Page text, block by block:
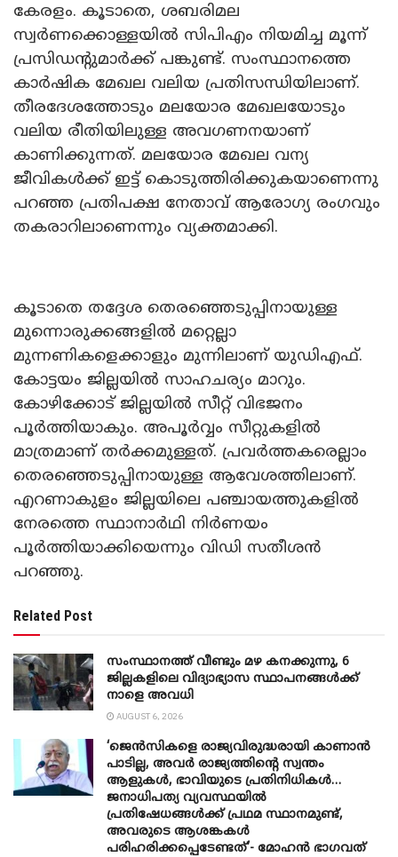
കേരളം. കൂടാതെ, ശബരിമല
സ്വർണക്കൊള്ളയിൽ സിപിഎം നിയമിച്ച മൂന്ന്
പ്രസിഡന്റുമാർക്ക് പങ്കുണ്ട്. സംസ്ഥാനത്തെ
കാർഷിക മേഖല വലിയ പ്രതിസന്ധിയിലാണ്.
തീരദേശത്തോടും മലയോര മേഖലയോടും
വലിയ രീതിയിലുള്ള അവ​ഗണനയാണ്
കാണിക്കുന്നത്. മലയോര മേഖല വന്യ
ജീവികൾക്ക് ഇട്ട് കൊടുത്തിരിക്കുകയാണെന്നു
പറഞ്ഞ പ്രതിപക്ഷ നേതാവ് ആരോ​ഗ്യ രം​ഗവും
തകരാറിലാണെന്നും വ്യക്തമാക്കി.
കൂടാതെ തദ്ദേശ തെരഞ്ഞെടുപ്പിനായുള്ള
മുന്നൊരുക്കങ്ങളിൽ മറ്റെല്ലാ
മുന്നണികളെക്കാളും മുന്നിലാണ് യുഡിഎഫ്.
കോട്ടയം ജില്ലയിൽ സാഹചര്യം മാറും.
കോഴിക്കോട് ജില്ലയിൽ സീറ്റ് വിഭജനം
പൂർത്തിയാകും. അപൂർവ്വം സീറ്റുകളിൽ
മാത്രമാണ് തർക്കമുള്ളത്. പ്രവർത്തകരെല്ലാം
തെരഞ്ഞെടുപ്പിനായുള്ള ആവേശത്തിലാണ്.
എറണാകുളം ജില്ലയിലെ പഞ്ചായത്തുകളിൽ
നേരത്തെ സ്ഥാനാർഥി നിർണയം
പൂർത്തിയാക്കിയെന്നും വിഡി സതീശൻ
പറഞ്ഞു.
Related Post
സംസ്ഥാനത്ത് വീണ്ടും മഴ കനക്കുന്നു, 6
ജില്ലകളിലെ വിദ്യാഭ്യാസ സ്ഥാപനങ്ങൾക്ക്
നാളെ അവധി
AUGUST 6, 2026
‘ജെൻസികളെ രാജ്യവിരുദ്ധരായി കാണാൻ
പാടില്ല, അവർ രാജ്യത്തിന്റെ സ്വന്തം
ആളുകൾ, ഭാവിയുടെ പ്രതിനിധികൾ…
ജനാധിപത്യ വ്യവസ്ഥയിൽ
പ്രതിഷേധങ്ങൾക്ക് പ്രഥമ സ്ഥാനമുണ്ട്,
അവരുടെ ആശങ്കകൾ
പരിഹരിക്കപ്പെടേണ്ടത്’- മോഹൻ ഭാ​ഗവത്